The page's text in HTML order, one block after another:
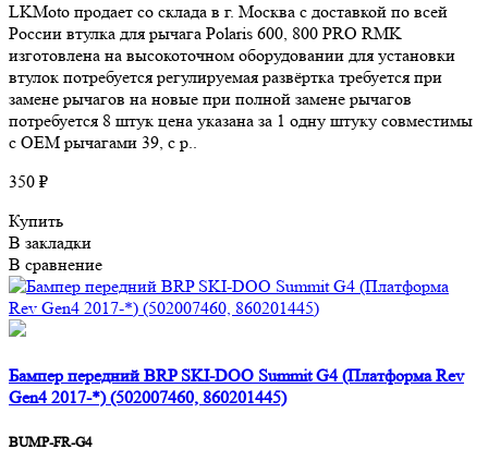
LKMoto продает со склада в г. Москва с доставкой по всей
России втулка для рычага Polaris 600, 800 PRO RMK
изготовлена на высокоточном оборудовании для установки
втулок потребуется регулируемая развёртка требуется при
замене рычагов на новые при полной замене рычагов
потребуется 8 штук цена указана за 1 одну штуку совместимы
с OEM рычагами 39, с р..
350 ₽
Купить
В закладки
В сравнение
Бампер передний BRP SKI-DOO Summit G4 (Платформа Rev
Gen4 2017-*) (502007460, 860201445)
BUMP-FR-G4